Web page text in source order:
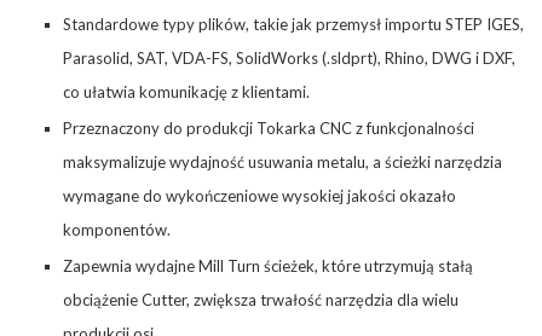
Standardowe typy plików, takie jak przemysł importu STEP IGES,
Parasolid, SAT, VDA-FS, SolidWorks (.sldprt), Rhino, DWG i DXF,
co ułatwia komunikację z klientami.
Przeznaczony do produkcji Tokarka CNC z funkcjonalności
maksymalizuje wydajność usuwania metalu, a ścieżki narzędzia
wymagane do wykończeniowe wysokiej jakości okazało
komponentów.
Zapewnia wydajne Mill Turn ścieżek, które utrzymują stałą
obciążenie Cutter, zwiększa trwałość narzędzia dla wielu